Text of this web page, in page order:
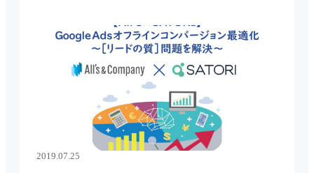
2019.07.25